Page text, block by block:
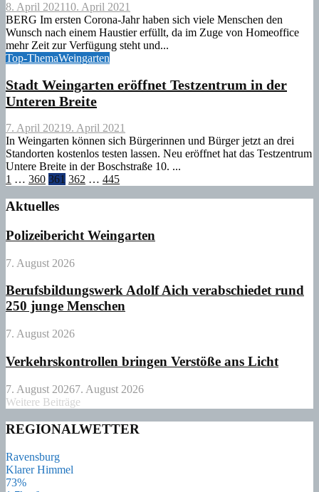
8. April 202110. April 2021
BERG Im ersten Corona-Jahr haben sich viele Menschen den
Wunsch nach einem Haustier erfüllt, da im Zuge von Homeoffice
mehr Zeit zur Verfügung steht und...
Top-ThemaWeingarten
Stadt Weingarten eröffnet Testzentrum in der
Unteren Breite
7. April 20219. April 2021
In Weingarten können sich Bürgerinnen und Bürger jetzt an drei
Standorten kostenlos testen lassen. Neu eröffnet hat das Testzentrum
Untere Breite in der Boschstraße 10. ...
Seitennummerierung
der
1 … 360 361 362 … 445
Aktuelles
Polizeibericht Weingarten
7. August 2026
Berufsbildungswerk Adolf Aich verabschiedet rund
250 junge Menschen
7. August 2026
Verkehrskontrollen bringen Verstöße ans Licht
7. August 20267. August 2026
Weitere Beiträge
REGIONALWETTER
Ravensburg
Klarer Himmel
73%